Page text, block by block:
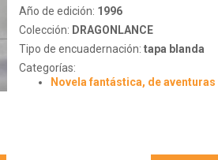
Año de edición: 1996
Colección: DRAGONLANCE
Tipo de encuadernación: tapa blanda
Categorías:
Novela fantástica, de aventuras